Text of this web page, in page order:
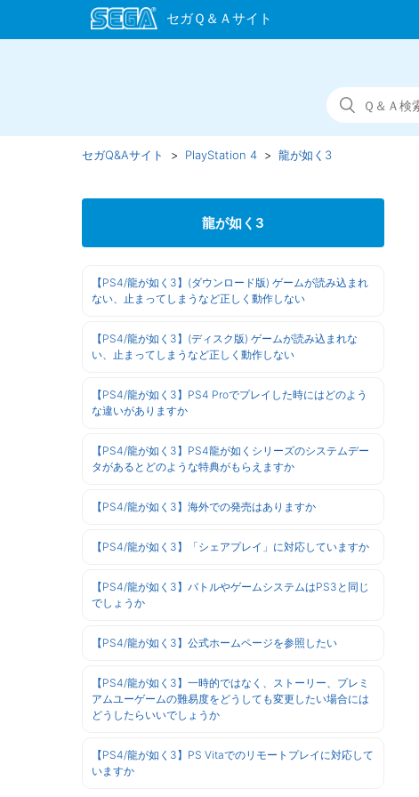
セガQ&Aサイト PlayStation 4 龍が如く3
龍が如く3
【PS4/龍が如く3】(ダウンロード版) ゲームが読み込まれ
ない、止まってしまうなど正しく動作しない
【PS4/龍が如く3】(ディスク版) ゲームが読み込まれな
い、止まってしまうなど正しく動作しない
【PS4/龍が如く3】PS4 Proでプレイした時にはどのよう
な違いがありますか
【PS4/龍が如く3】PS4龍が如くシリーズのシステムデー
タがあるとどのような特典がもらえますか
【PS4/龍が如く3】海外での発売はありますか
【PS4/龍が如く3】「シェアプレイ」に対応していますか
【PS4/龍が如く3】バトルやゲームシステムはPS3と同じ
でしょうか
【PS4/龍が如く3】公式ホームページを参照したい
【PS4/龍が如く3】一時的ではなく、ストーリー、プレミ
アムユーゲームの難易度をどうしても変更したい場合には
どうしたらいいでしょうか
【PS4/龍が如く3】PS Vitaでのリモートプレイに対応して
いますか